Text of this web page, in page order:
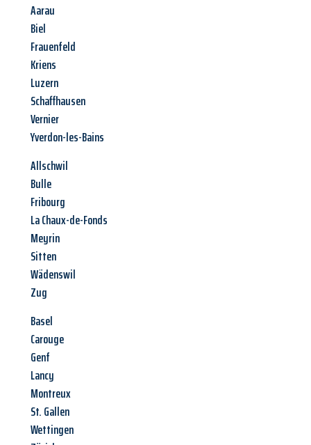
Aarau
Biel
Frauenfeld
Kriens
Luzern
Schaffhausen
Vernier
Yverdon-les-Bains
Allschwil
Bulle
Fribourg
La Chaux-de-Fonds
Meyrin
Sitten
Wädenswil
Zug
Basel
Carouge
Genf
Lancy
Montreux
St. Gallen
Wettingen